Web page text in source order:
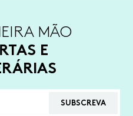
MÃO
E
SUBSCREVA